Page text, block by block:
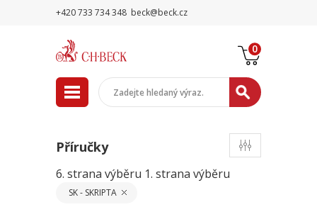
+420 733 734 348 beck@beck.cz
0
Příručky
6. strana výběru 1. strana výběru
SK - SKRIPTA